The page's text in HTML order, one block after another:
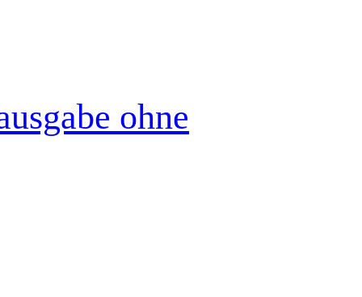
ohne